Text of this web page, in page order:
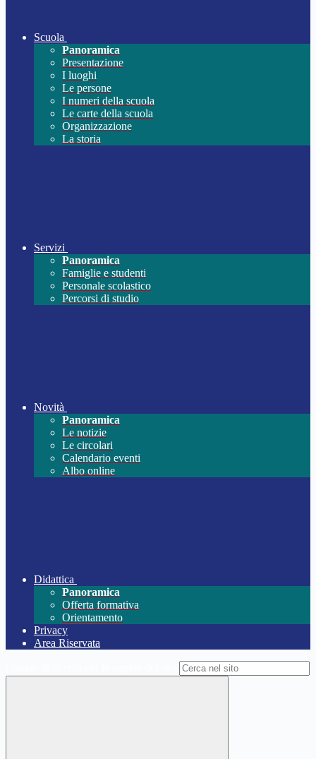
Scuola
Panoramica
Presentazione
I luoghi
Le persone
I numeri della scuola
Le carte della scuola
Organizzazione
La storia
Servizi
Panoramica
Famiglie e studenti
Personale scolastico
Percorsi di studio
Novità
Panoramica
Le notizie
Le circolari
Calendario eventi
Albo online
Didattica
Panoramica
Offerta formativa
Orientamento
Privacy
Area Riservata